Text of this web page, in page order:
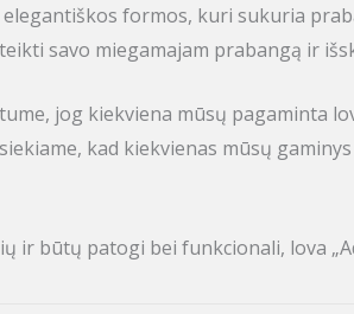
formos, kuri sukuria
savo miegamajam prabangą ir
jog kiekviena mūsų pagaminta
kad kiekvienas mūsų
būtų patogi bei funkcionali, lova